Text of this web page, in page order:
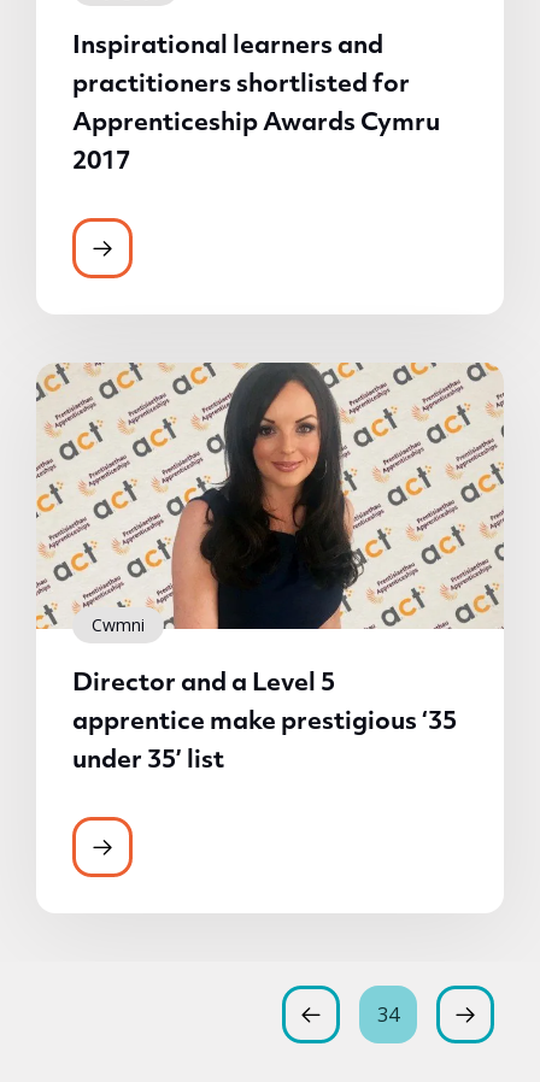
Inspirational learners and
practitioners shortlisted for
Apprenticeship Awards Cymru
2017
Cwmni
Director and a Level 5
apprentice make prestigious ‘35
under 35’ list
34